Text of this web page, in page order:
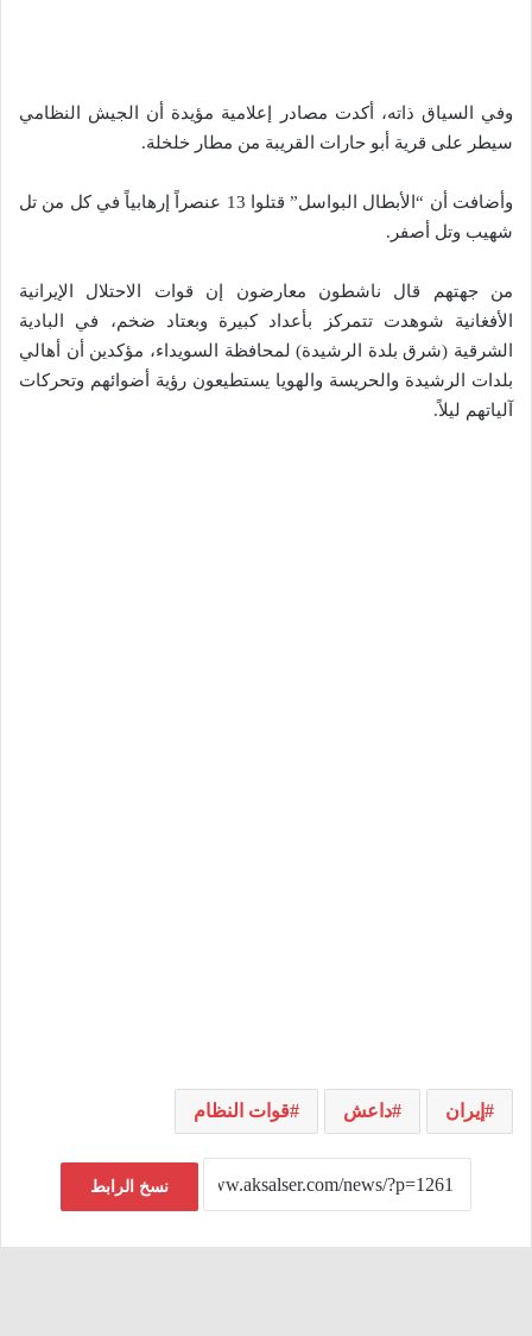
وفي السياق ذاته، أكدت مصادر إعلامية مؤيدة أن الجيش النظامي
سيطر على قرية أبو حارات القريبة من مطار خلخلة.
وأضافت أن “الأبطال البواسل” قتلوا 13 عنصراً إرهابياً في كل من تل
شهيب وتل أصفر.
من جهتهم قال ناشطون معارضون إن قوات الاحتلال الإيرانية
الأفغانية شوهدت تتمركز بأعداد كبيرة وبعتاد ضخم، في البادية
الشرقية (شرق بلدة الرشيدة) لمحافظة السويداء، مؤكدين أن أهالي
بلدات الرشيدة والحريسة والهويا يستطيعون رؤية أضوائهم وتحركات
آلياتهم ليلاً.
إيران داعش قوات النظام
نسخ الرابط